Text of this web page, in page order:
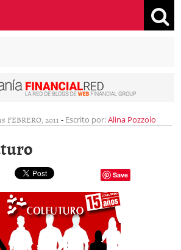
FEBRERO, 2011 - Escrito por:Alina Pozzolo
Save